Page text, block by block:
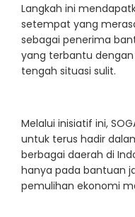
Langkah ini
setempat yang
sebagai penerima
yang terbantu
tengah situasi sulit.
Melalui inisiatif ini,
untuk terus hadir
berbagai daerah di
hanya pada bantuan
pemulihan ekonomi